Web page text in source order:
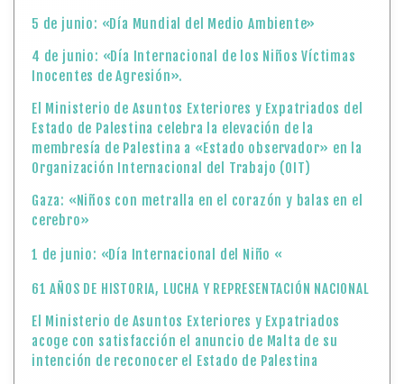
5 de junio: «Día Mundial del Medio Ambiente»
4 de junio: «Día Internacional de los Niños Víctimas
Inocentes de Agresión».
El Ministerio de Asuntos Exteriores y Expatriados del
Estado de Palestina celebra la elevación de la
membresía de Palestina a «Estado observador» en la
Organización Internacional del Trabajo (OIT)
Gaza: «Niños con metralla en el corazón y balas en el
cerebro»
1 de junio: «Día Internacional del Niño «
61 AÑOS DE HISTORIA, LUCHA Y REPRESENTACIÓN NACIONAL
El Ministerio de Asuntos Exteriores y Expatriados
acoge con satisfacción el anuncio de Malta de su
intención de reconocer el Estado de Palestina